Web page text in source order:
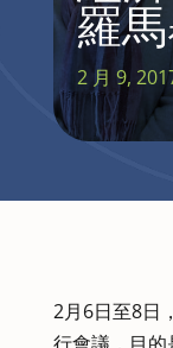
羅
2 月 9,
2月6日至8日